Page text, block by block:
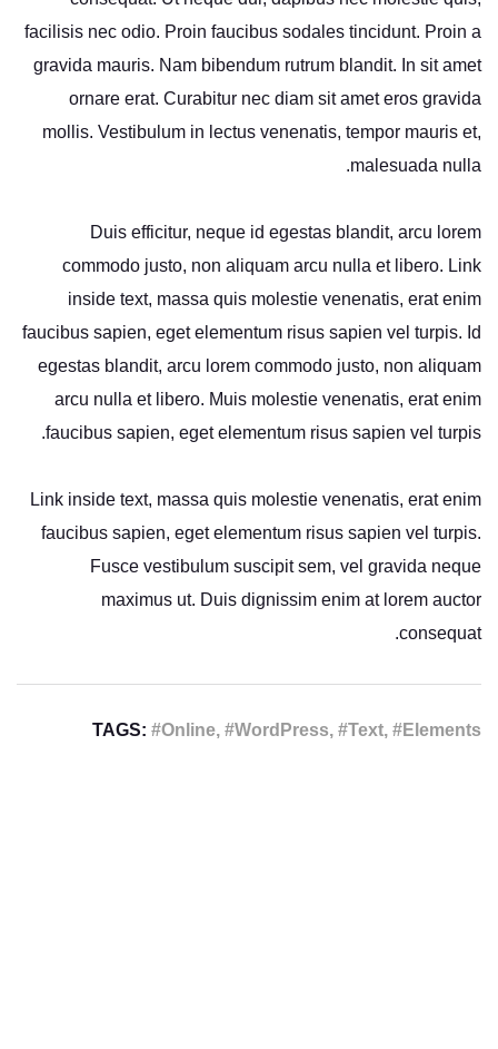
facilisis nec odio. Proin faucibus sodales tincidunt. Proin a
gravida mauris. Nam bibendum rutrum blandit. In sit amet
ornare erat. Curabitur nec diam sit amet eros gravida
mollis. Vestibulum in lectus venenatis, tempor mauris et,
malesuada nulla.
Duis efficitur, neque id egestas blandit, arcu lorem
commodo justo, non aliquam arcu nulla et libero. Link
inside text, massa quis molestie venenatis, erat enim
faucibus sapien, eget elementum risus sapien vel turpis. Id
egestas blandit, arcu lorem commodo justo, non aliquam
arcu nulla et libero. Muis molestie venenatis, erat enim
faucibus sapien, eget elementum risus sapien vel turpis.
Link inside text, massa quis molestie venenatis, erat enim
faucibus sapien, eget elementum risus sapien vel turpis.
Fusce vestibulum suscipit sem, vel gravida neque
maximus ut. Duis dignissim enim at lorem auctor
consequat.
TAGS: #Online, #WordPress, #Text, #Elements